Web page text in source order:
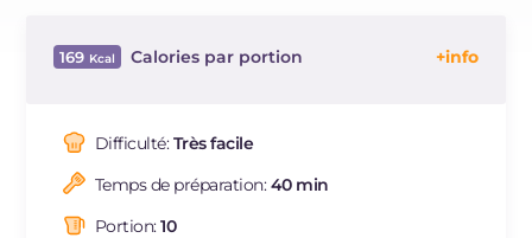
DE
NL
169 Calories par portion
Dont sucres
Protéine
Graisses
Difficulté:Très facile
Temps de préparation:40 min
Portion:10